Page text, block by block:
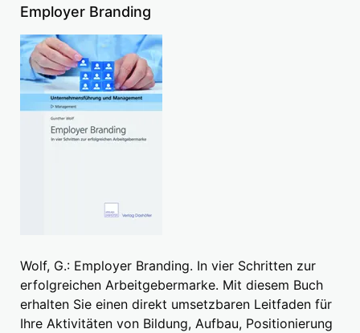
Employer Branding
Wolf, G.: Employer Branding. In vier Schritten zur
erfolgreichen Arbeitgebermarke. Mit diesem Buch
erhalten Sie einen direkt umsetzbaren Leitfaden für
Ihre Aktivitäten von Bildung, Aufbau, Positionierung